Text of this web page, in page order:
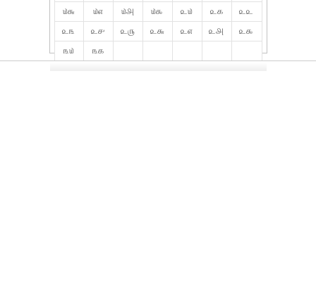
௰௬
௰௭ ௰௮ ௰௯ ௨௰ ௨௧
௨௨
௨௩
௨௪ ௨௫ ௨௬ ௨௭ ௨௮
௨௯
௩௰
௩௧